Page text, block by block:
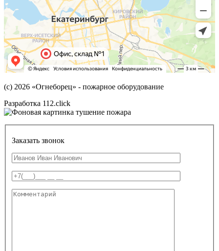
(с) 2026 «Огнеборец» - пожарное оборудование
Разработка 112.click
Заказать звонок